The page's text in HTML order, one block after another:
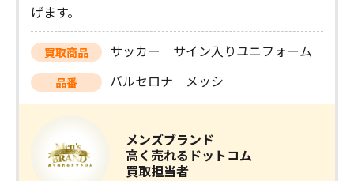
げます。
買取商品 サッカー サイン入りユニフォーム
品番 バルセロナ メッシ
メンズブランド
高く売れるドットコム
買取担当者